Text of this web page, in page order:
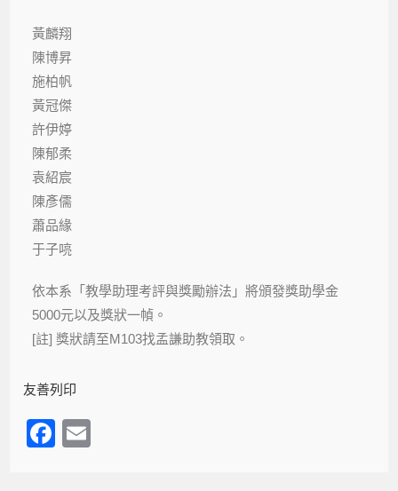
黃麟翔
陳博昇
施柏帆
黃冠傑
許伊婷
陳郁柔
袁紹宸
陳彥儒
蕭品緣
于子喨
依本系「教學助理考評與獎勵辦法」將頒發獎助學金
5000元以及獎狀一幀。
[註]獎狀請至M103找孟謙助教領取。
友善列印
F